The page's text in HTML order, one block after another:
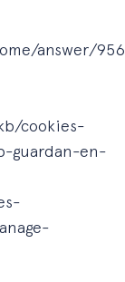
answer/
cookies-
guardan-en-